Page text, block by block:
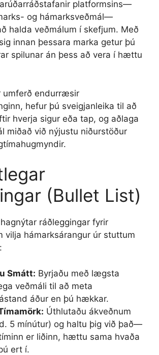
platformsins—
og hámarksveðmál—
halda veðmálum í skefjum. Með
innan þessara marka getur þú
spilunar án þess að vera í hættu
umferð endurræsir
hefur þú sveigjanleika til að
hverja sigur eða tap, og aðlaga
miðað við nýjustu niðurstöður
(Bullet List)
ráðleggingar fyrir
vilja hámarksárangur úr stuttum
Smátt: Byrjaðu með lægsta
veðmáli til að meta
áður en þú hækkar.
Úthlutaðu ákveðnum
5 mínútur) og haltu þig við það—
er liðinn, hættu sama hvaða
ert í.